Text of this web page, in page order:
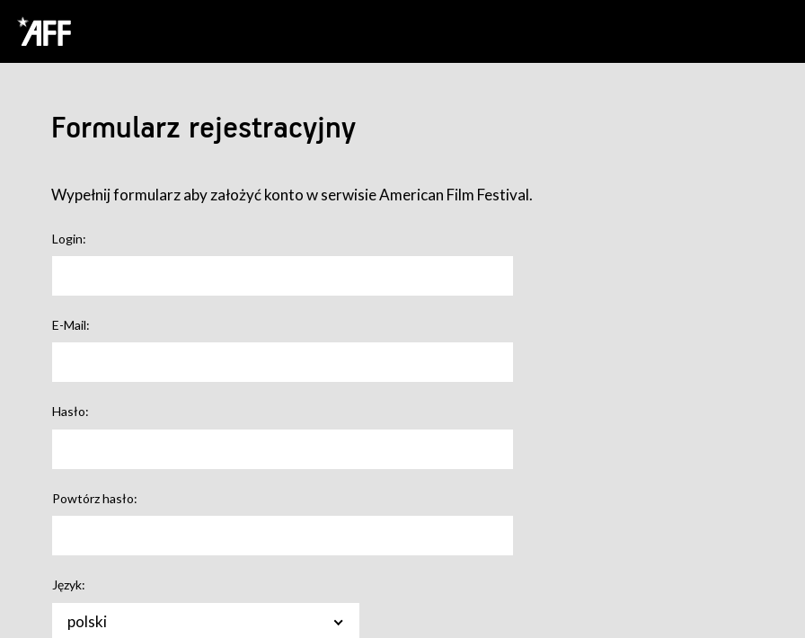
Formularz rejestracyjny
Wypełnij formularz aby założyć konto w serwisie American Film Festival.
Login:
E-Mail:
Hasło:
Powtórz hasło:
Język:
polski